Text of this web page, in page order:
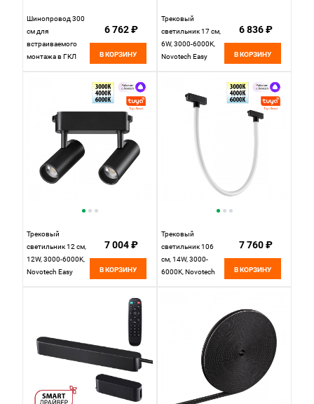
Шинопровод 300
см для
встраиваемого
монтажа в ГКЛ
6 762 ₽
В КОРЗИНУ
Трековый
светильник 17 см,
6W, 3000-6000K,
Novotech Easy
6 836 ₽
В КОРЗИНУ
Трековый
светильник 12 см,
12W, 3000-6000K,
Novotech Easy
7 004 ₽
В КОРЗИНУ
Трековый
светильник 106
см, 14W, 3000-
6000K, Novotech
7 760 ₽
В КОРЗИНУ